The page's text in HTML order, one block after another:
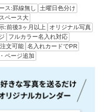
ス:罫線無し
土曜日色分け
ペース大
:前後3ヶ月以上
オリジナル写真
フルカラー名入れ対応
文可能 名入れカードでPR
ページ追加